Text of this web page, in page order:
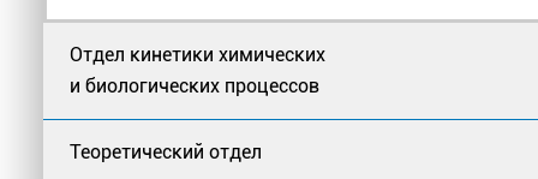
Отдел кинетики химических
и биологических процессов
Теоретический отдел